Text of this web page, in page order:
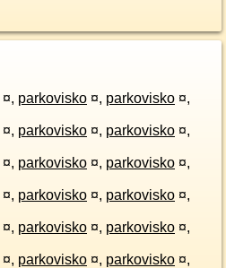
¤, parkovisko ¤, parkovisko ¤,
¤, parkovisko ¤, parkovisko ¤,
¤, parkovisko ¤, parkovisko ¤,
¤, parkovisko ¤, parkovisko ¤,
¤, parkovisko ¤, parkovisko ¤,
¤, parkovisko ¤, parkovisko ¤,